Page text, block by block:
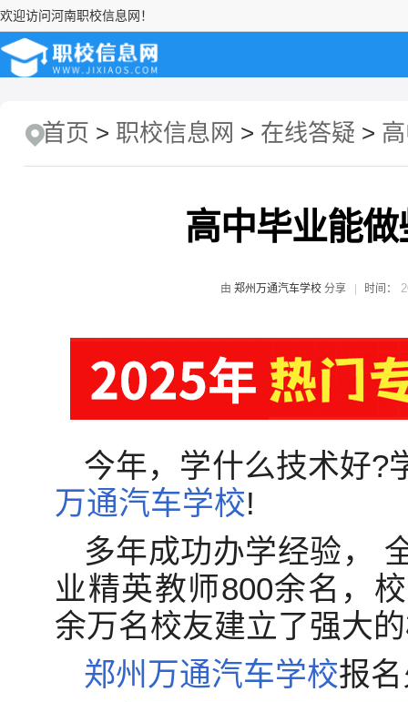
欢迎访问河南职校信息网！
首页 > 职校信息网 > 在线答疑 >
高中毕业能
由 郑州万通汽车学校 分享 时间：
今年，学什么技术好?
万通汽车学校!
多年成功办学经验，
业精英教师800余名，
余万名校友建立了强大
郑州 万通汽车学校报